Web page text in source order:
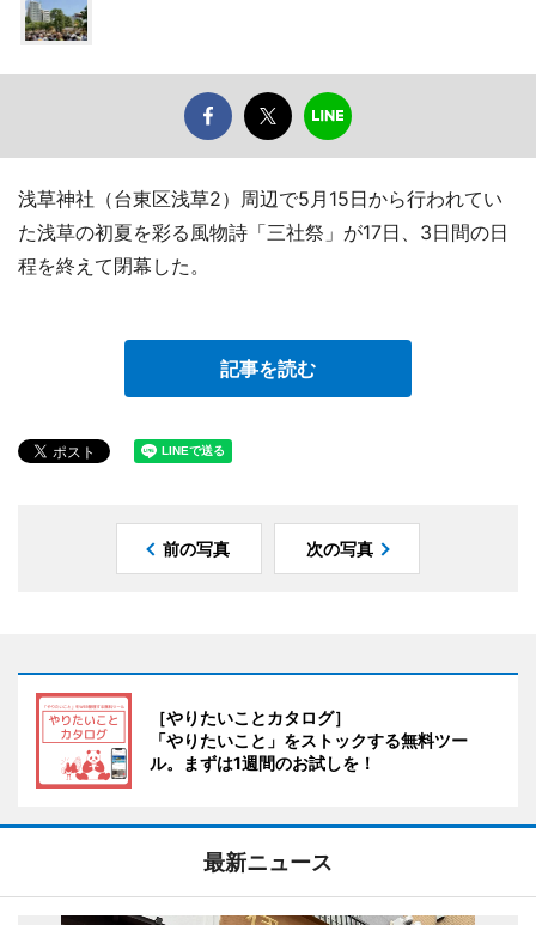
浅草神社（台東区浅草2）周辺で5月15日から行われてい
た浅草の初夏を彩る風物詩「三社祭」が17日、3日間の日
程を終えて閉幕した。
記事を読む
前の写真 次の写真
［やりたいことカタログ］
「やりたいこと」をストックする無料ツー
ル。まずは1週間のお試しを！
最新ニュース